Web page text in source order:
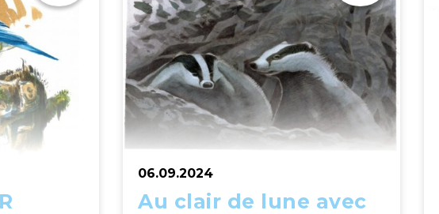
06.09.2024
Au clair de lune avec